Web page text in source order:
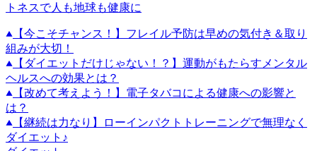
トネスで人も地球も健康に
【今こそチャンス！】フレイル予防は早めの気付き＆取り
組みが大切！
【ダイエットだけじゃない！？】運動がもたらすメンタル
ヘルスへの効果とは？
【改めて考えよう！】電子タバコによる健康への影響と
は？
【継続は力なり】ローインパクトトレーニングで無理なく
ダイエット♪